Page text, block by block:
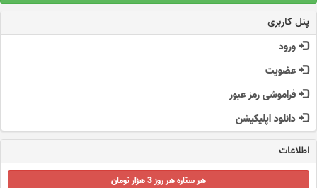
پنل کاربری
ورود
عضویت
فراموشی رمز عبور
دانلود اپلیکیشن
اطلاعات
هر ستاره هر روز 3 هزار تومان